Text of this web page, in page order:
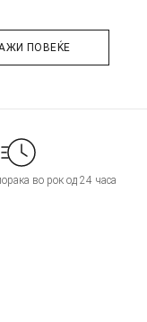
ПОВЕЌЕ
во рок од 24 часа